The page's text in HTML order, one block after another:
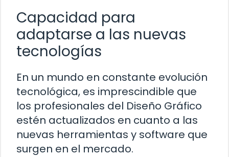
Capacidad para
adaptarse a las nuevas
tecnologías
En un mundo en constante evolución
tecnológica, es imprescindible que
los profesionales del Diseño Gráfico
estén actualizados en cuanto a las
nuevas herramientas y software que
surgen en el mercado.